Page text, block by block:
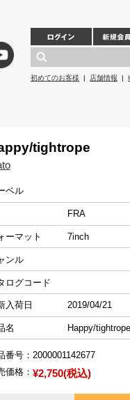
初めてのお客様 | 店舗情報 |
tightrope
ベル
FRA
ーマット 7inch
ンル
ログコード
入荷日 2019/04/21
名 Happy/
番号： 2000001142677
価格： ¥2,750(税込)